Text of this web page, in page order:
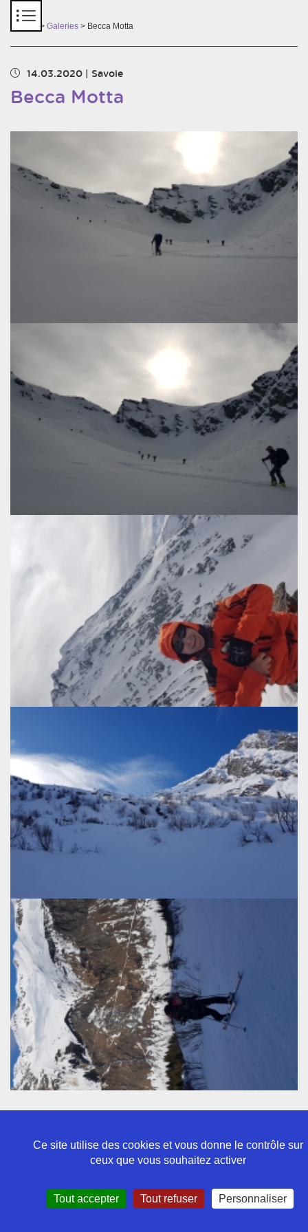
> Galeries > Becca Motta
14.03.2020 Savoie
Becca Motta
Politique de confidentialité
Mentions légales
Ce site utilise des cookies et vous donne le contrôle sur
ceux que vous souhaitez activer
Tout accepter Tout refuser Personnaliser